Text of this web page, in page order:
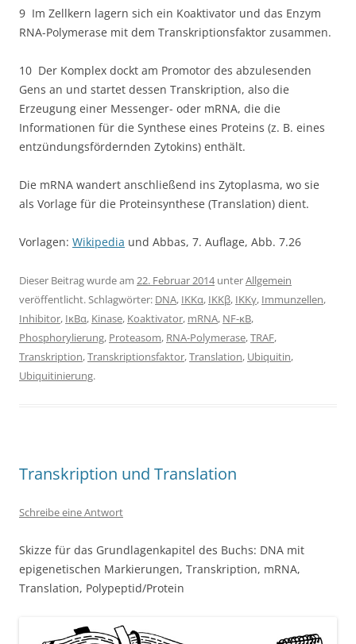
9 Im Zellkern lagern sich ein Koaktivator und das Enzym
RNA-Polymerase mit dem Transkriptionsfaktor zusammen.
10 Der Komplex dockt am Promotor des abzulesenden
Gens an und startet dessen Transkription, also die
Erzeugung einer Messenger- oder mRNA, die die
Informationen für die Synthese eines Proteins (z. B. eines
entzündungsfördernden Zytokins) enthält.
Die mRNA wandert anschließend ins Zytoplasma, wo sie
als Vorlage für die Proteinsynthese (Translation) dient.
Vorlagen: Wikipedia und Abbas, 7. Auflage, Abb. 7.26
Dieser Beitrag wurde am 22. Februar 2014unterAllgemein
veröffentlicht. Schlagwörter: DNA, IKKα, IKKβ, IKKγ, Immunzellen,
Inhibitor, IκBα, Kinase, Koaktivator, mRNA, NF-κB,
Phosphorylierung, Proteasom, RNA-Polymerase,TRAF,
Transkription,Transkriptionsfaktor,Translation, Ubiquitin,
Ubiquitinierung.
Transkription und Translation
Schreibe eine Antwort
Skizze für das Grundlagenkapitel des Buchs: DNA mit
epigenetischen Markierungen, Transkription, mRNA,
Translation, Polypeptid/Protein